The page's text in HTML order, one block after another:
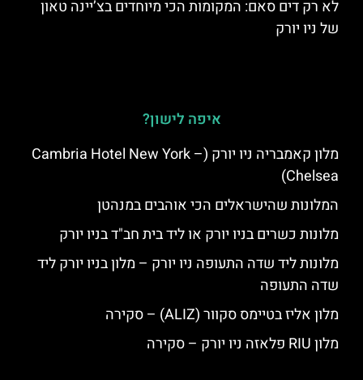
לא רק דים סאם: המקומות הכי מיוחדים בצ’יינה טאון
של ניו יורק
איפה לישון?
מלון קאמבריה ניו יורק (Cambria Hotel New York –
Chelsea)
המלונות שהישראלים הכי אוהבים במנהטן
מלונות כשרים בניו יורק או ליד בית חב"ד בניו יורק
מלונות ליד שדה התעופה ניו יורק – מלון בניו יורק ליד
שדה התעופה
מלון אליז בטיימס סקוור (ALIZ) – סקירה
מלון RIU פלאזה ניו יורק – סקירה